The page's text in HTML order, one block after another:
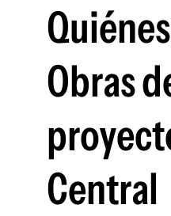
Obras
Central